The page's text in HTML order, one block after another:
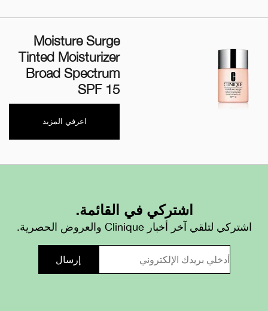
Moisture Surge
Tinted Moisturizer
Broad Spectrum
SPF 15
اعرفي المزيد
اشتركي في القائمة.
اشتركي لتلقي آخر أخبار Clinique والعروض الحصرية.